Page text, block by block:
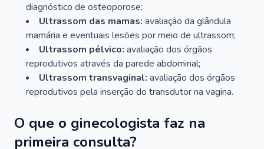
diagnóstico de osteoporose;
Ultrassom das mamas: avaliação da glândula
mamária e eventuais lesões por meio de ultrassom;
Ultrassom pélvico: avaliação dos órgãos
reprodutivos através da parede abdominal;
Ultrassom transvaginal: avaliação dos órgãos
reprodutivos pela inserção do transdutor na vagina.
O que o ginecologista faz na
primeira consulta?